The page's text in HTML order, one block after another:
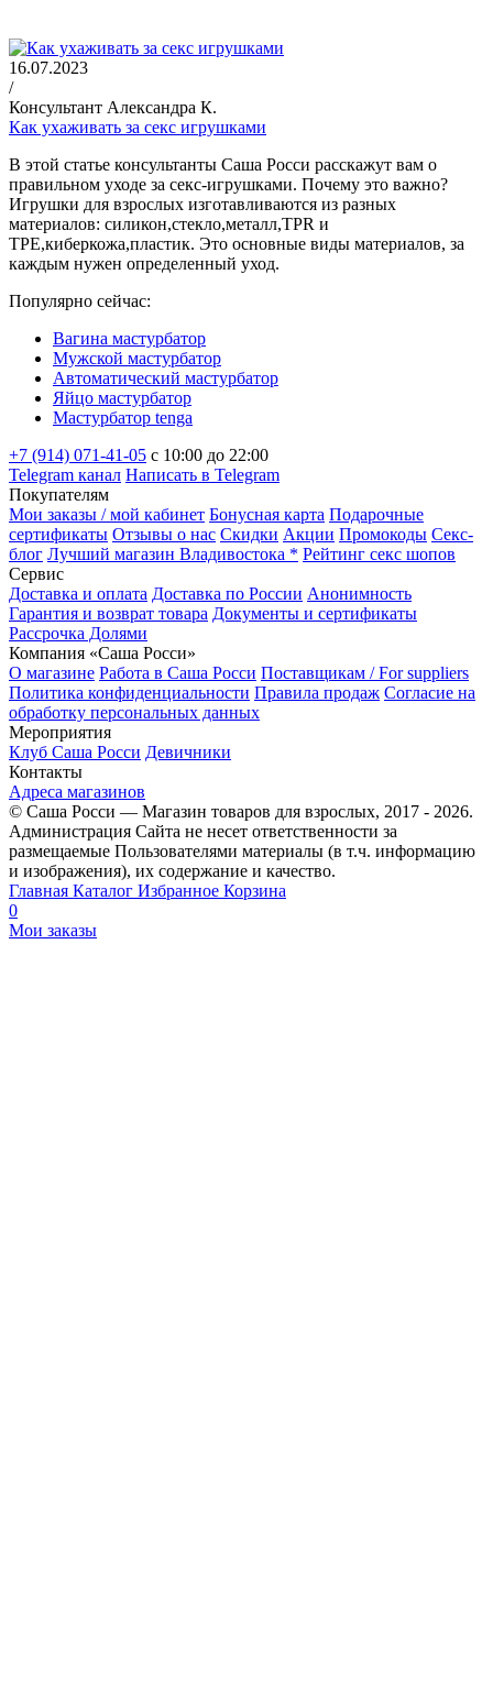
16.07.2023
/
Консультант Александра К.
Как ухаживать за секс игрушками
В этой статье консультанты Саша Росси расскажут вам о
правильном уходе за секс-игрушками. Почему это важно?
Игрушки для взрослых изготавливаются из разных
материалов: силикон,стекло,металл,TPR и
TPE,киберкожа,пластик. Это основные виды материалов, за
каждым нужен определенный уход.
Популярно сейчас:
Вагина мастурбатор
Мужской мастурбатор
Автоматический мастурбатор
Яйцо мастурбатор
Мастурбатор tenga
+7 (914) 071-41-05 c 10:00 до 22:00
Telegram канал Написать в Telegram
Покупателям
Мои заказы / мой кабинет Бонусная карта Подарочные
сертификаты Отзывы о нас Скидки Акции Промокоды Секс-
блог Лучший магазин Владивостока * Рейтинг секс шопов
Сервис
Доставка и оплата Доставка по России Анонимность
Гарантия и возврат товара Документы и сертификаты
Рассрочка Долями
Компания «Саша Росси»
О магазине Работа в Саша Росси Поставщикам / For suppliers
Политика конфиденциальности Правила продаж Согласие на
обработку персональных данных
Мероприятия
Клуб Саша Росси Девичники
Контакты
Адреса магазинов
© Саша Росси — Магазин товаров для взрослых, 2017 - 2026.
Администрация Сайта не несет ответственности за
размещаемые Пользователями материалы (в т.ч. информацию
и изображения), их содержание и качество.
Главная Каталог Избранное Корзина
0
Мои заказы